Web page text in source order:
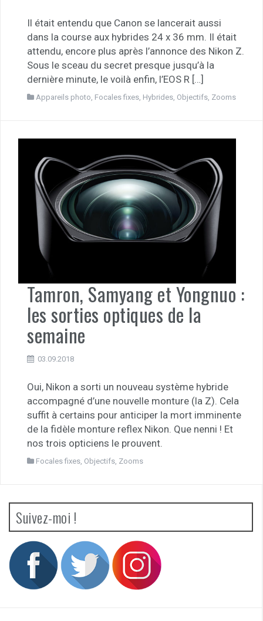
Il était entendu que Canon se lancerait aussi
dans la course aux hybrides 24 x 36 mm. Il était
attendu, encore plus après l’annonce des Nikon Z.
Sous le sceau du secret presque jusqu’à la
dernière minute, le voilà enfin, l’EOS R […]
Appareils photo Focales fixes Hybrides Objectifs Zooms
Tamron, Samyang et Yongnuo :
les sorties optiques de la
semaine
03.09.2018
Oui, Nikon a sorti un nouveau système hybride
accompagné d’une nouvelle monture (la Z). Cela
suffit à certains pour anticiper la mort imminente
de la fidèle monture reflex Nikon. Que nenni ! Et
nos trois opticiens le prouvent.
Focales fixes Objectifs Zooms
Suivez-moi !